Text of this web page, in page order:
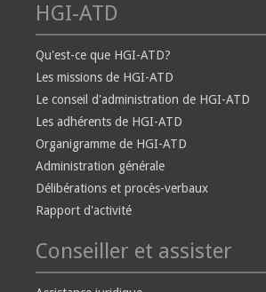
HGI-ATD
Qu'est-ce que HGI-ATD?
Les missions de HGI-ATD
Le conseil d'administration de HGI-ATD
Les adhérents de HGI-ATD
Organigramme de HGI-ATD
Administration générale
Délibérations et procès-verbaux
Rapport d'activité
Conseiller et assister